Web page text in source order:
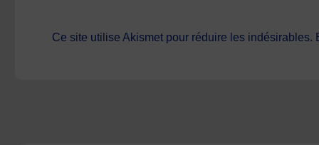
Ce site utilise Akismet pour réduire les indésirables.